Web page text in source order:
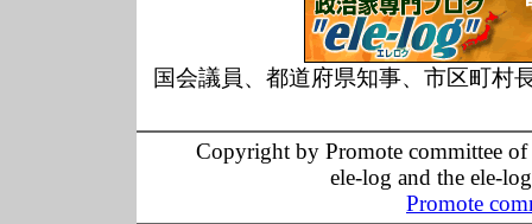
国会議員、都道府県知事、市区町村
Copyright by Promote committee
ele-log and the ele-
Promote